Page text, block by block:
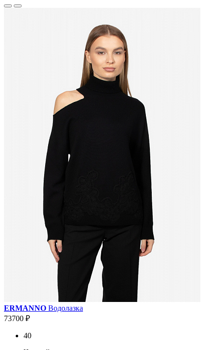
ERMANNO Водолазка
73700 ₽
40